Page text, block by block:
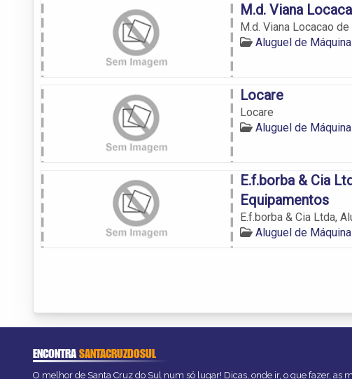
M.d. Viana
M.d. Viana Locacao
Aluguel de
Locare
Locare
Aluguel de
E.f.borba & Cia
Equipamentos
E.f.borba & Cia Ltda,
Aluguel de
ENCONTRASANTACRUZDOSUL
O melhor de Santa Cruz do Sul num só lugar! Dicas, onde ir, o que fazer, as